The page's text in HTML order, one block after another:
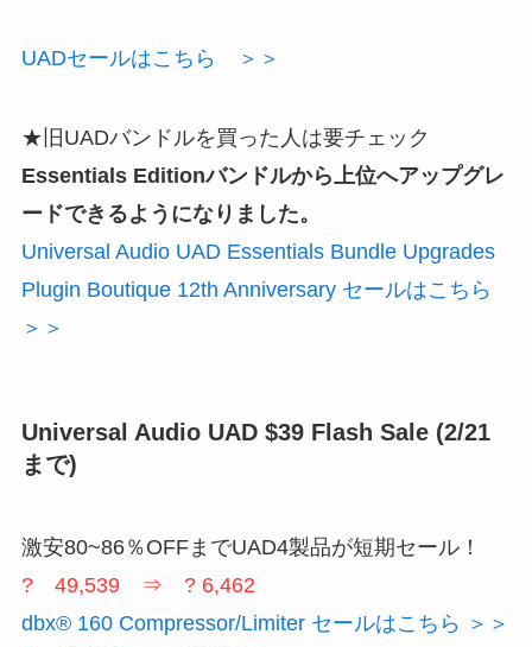
UADセールはこちら ＞＞
★旧UADバンドルを買った人は要チェック
Essentials Editionバンドルから上位へアップグレ
ードできるようになりました。
Universal Audio UAD Essentials Bundle Upgrades
Plugin Boutique 12th Anniversary セールはこちら
＞＞
Universal Audio UAD $39 Flash Sale (2/21
まで)
激安80~86％OFFまでUAD4製品が短期セール！
? 49,539 ⇒ ? 6,462
dbx® 160 Compressor/Limiter セールはこちら ＞＞